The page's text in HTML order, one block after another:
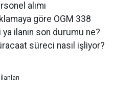
alımı
göre OGM 338
ilanın son durumu ne?
süreci nasıl işliyor?